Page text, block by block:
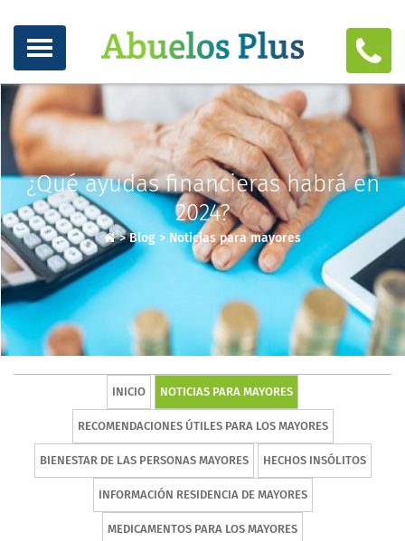
¿Qué ayudas financieras habrá en
2024?
>Blog > Noticias para mayores
INICIO NOTICIAS PARA MAYORES
RECOMENDACIONES ÚTILES PARA LOS MAYORES
BIENESTAR DE LAS PERSONAS MAYORES HECHOS INSÓLITOS
INFORMACIÓN RESIDENCIA DE MAYORES
MEDICAMENTOS PARA LOS MAYORES